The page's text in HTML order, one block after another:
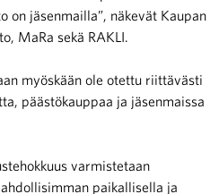
on jäsenmailla”, näkevät Kaupan
MaRa sekä RAKLI.
myöskään ole otettu riittävästi
päästökauppaa ja jäsenmaissa
varmistetaan
paikallisella ja